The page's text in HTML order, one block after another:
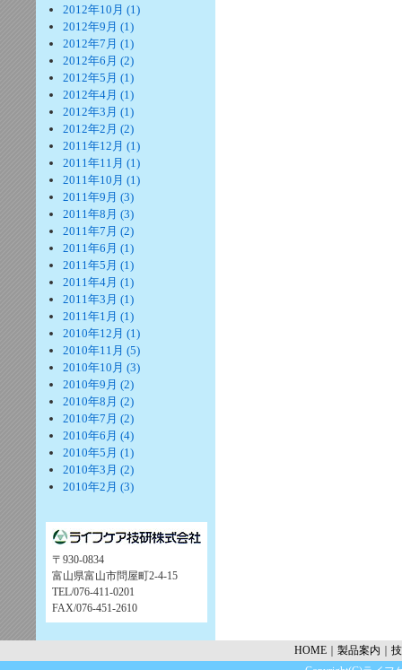
2012年10月 (1)
2012年9月 (1)
2012年7月 (1)
2012年6月 (2)
2012年5月 (1)
2012年4月 (1)
2012年3月 (1)
2012年2月 (2)
2011年12月 (1)
2011年11月 (1)
2011年10月 (1)
2011年9月 (3)
2011年8月 (3)
2011年7月 (2)
2011年6月 (1)
2011年5月 (1)
2011年4月 (1)
2011年3月 (1)
2011年1月 (1)
2010年12月 (1)
2010年11月 (5)
2010年10月 (3)
2010年9月 (2)
2010年8月 (2)
2010年7月 (2)
2010年6月 (4)
2010年5月 (1)
2010年3月 (2)
2010年2月 (3)
〒930-0834
富山県富山市問屋町2-4-15
TEL/076-411-0201
FAX/076-451-2610
HOME 製品案内